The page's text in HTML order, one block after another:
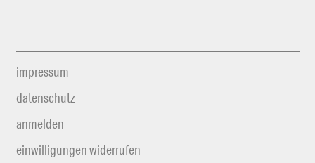
impressum
datenschutz
anmelden
einwilligungen widerrufen